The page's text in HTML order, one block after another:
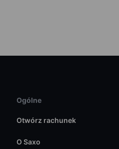
Ogólne
Otwórz rachunek
O Saxo